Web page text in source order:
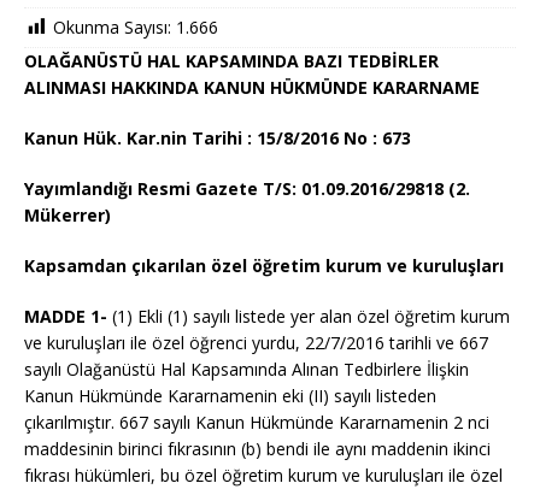
Okunma Sayısı: 1.666
OLAĞANÜSTÜ HAL KAPSAMINDA BAZI TEDBİRLER
ALINMASI HAKKINDA KANUN HÜKMÜNDE KARARNAME
Kanun Hük. Kar.nin Tarihi : 15/8/2016 No : 673
Yayımlandığı Resmi Gazete T/S: 01.09.2016/29818 (2.
Mükerrer)
Kapsamdan çıkarılan özel öğretim kurum ve kuruluşları
MADDE 1- (1) Ekli (1) sayılı listede yer alan özel öğretim kurum
ve kuruluşları ile özel öğrenci yurdu, 22/7/2016 tarihli ve 667
sayılı Olağanüstü Hal Kapsamında Alınan Tedbirlere İlişkin
Kanun Hükmünde Kararnamenin eki (II) sayılı listeden
çıkarılmıştır. 667 sayılı Kanun Hükmünde Kararnamenin 2 nci
maddesinin birinci fıkrasının (b) bendi ile aynı maddenin ikinci
fıkrası hükümleri, bu özel öğretim kurum ve kuruluşları ile özel